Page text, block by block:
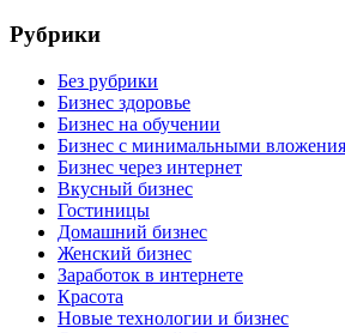
Рубрики
Без рубрики
Бизнес здоровье
Бизнес на обучении
Бизнес с минимальными
Бизнес через интернет
Вкусный бизнес
Гостиницы
Домашний бизнес
Женский бизнес
Заработок в интернете
Красота
Новые технологии и бизнес